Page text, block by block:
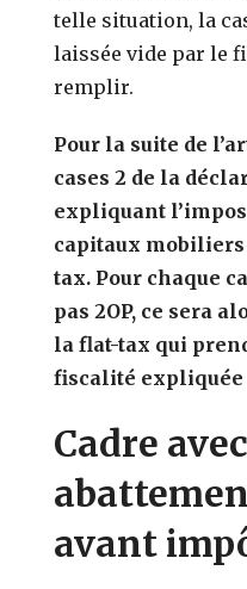
telle situation, la
laissée vide par le
remplir.
Pour la suite de
cases 2 de la
expliquant
capitaux mobiliers
tax. Pour chaque
pas 2OP, ce sera
la flat-tax qui
fiscalité expliquée
Cadre
avant